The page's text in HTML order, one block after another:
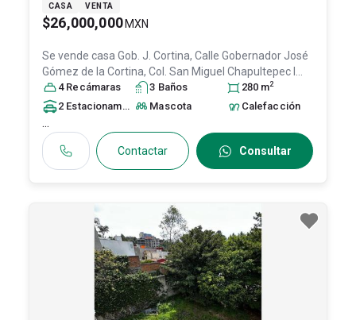
CASA VENTA
$26,000,000 MXN
Se vende casa Gob. J. Cortina, Calle Gobernador José
Gómez de la Cortina, Col. San Miguel Chapultepec I
Sección,Miguel Hidalgo, DF / CDMX , México , C.P.
11850, ID:31413397
4 Recámaras 3 Baños 280 m2
2 Estacionamiento sMascota Calefacción
...
Contactar Consultar